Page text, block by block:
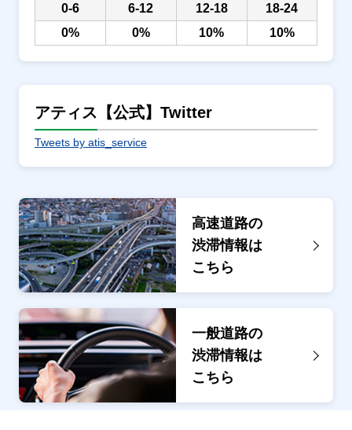
0-6
6-12 12-18
18-24
0%
0% 10% 10%
アティス【公式】Twitter
Tweets by atis_service
高速道路の
渋滞情報は
こちら
一般道路の
渋滞情報は
こちら